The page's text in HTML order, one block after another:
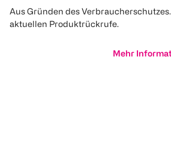
Aus Gründen des
aktuellen Produktrückrufe.
Mehr